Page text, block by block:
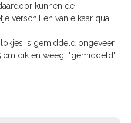
kunnen de
verschillen van elkaar qua
is gemiddeld ongeveer
cm dik en weegt "gemiddeld"